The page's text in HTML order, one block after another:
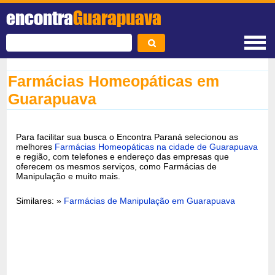
encontraGuarapuava
Farmácias Homeopáticas em
Guarapuava
Para facilitar sua busca o Encontra Paraná selecionou as
melhores Farmácias Homeopáticas na cidade de Guarapuava
e região, com telefones e endereço das empresas que
oferecem os mesmos serviços, como Farmácias de
Manipulação e muito mais.
Similares: » Farmácias de Manipulação em Guarapuava